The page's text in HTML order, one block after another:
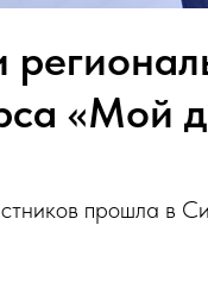
«Мой
прошла в